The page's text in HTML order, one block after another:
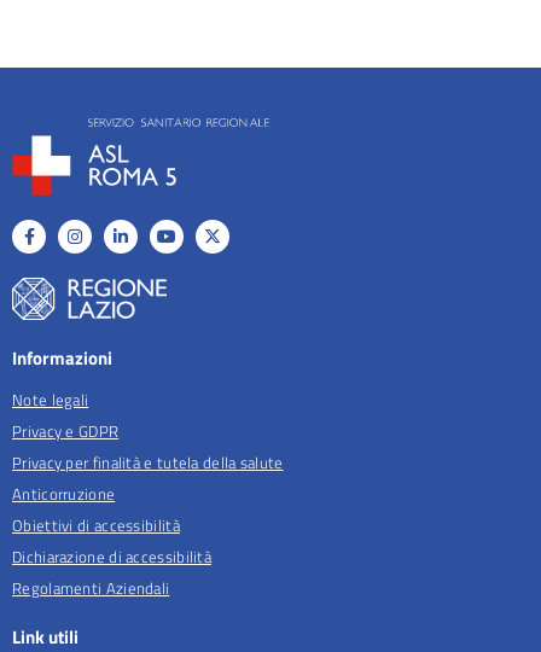
Informazioni
Note legali
Privacy e GDPR
Privacy per finalità e tutela della salute
Anticorruzione
Obiettivi di accessibilità
Dichiarazione di accessibilità
Regolamenti Aziendali
Link utili